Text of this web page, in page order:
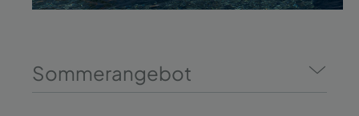
Sommerangebot